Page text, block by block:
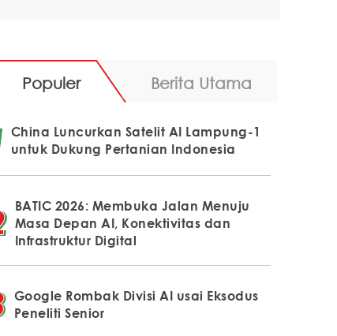
Populer Berita Utama
China Luncurkan Satelit AI Lampung-1
untuk Dukung Pertanian Indonesia
BATIC 2026: Membuka Jalan Menuju
Masa Depan AI, Konektivitas dan
Infrastruktur Digital
Google Rombak Divisi AI usai Eksodus
Peneliti Senior